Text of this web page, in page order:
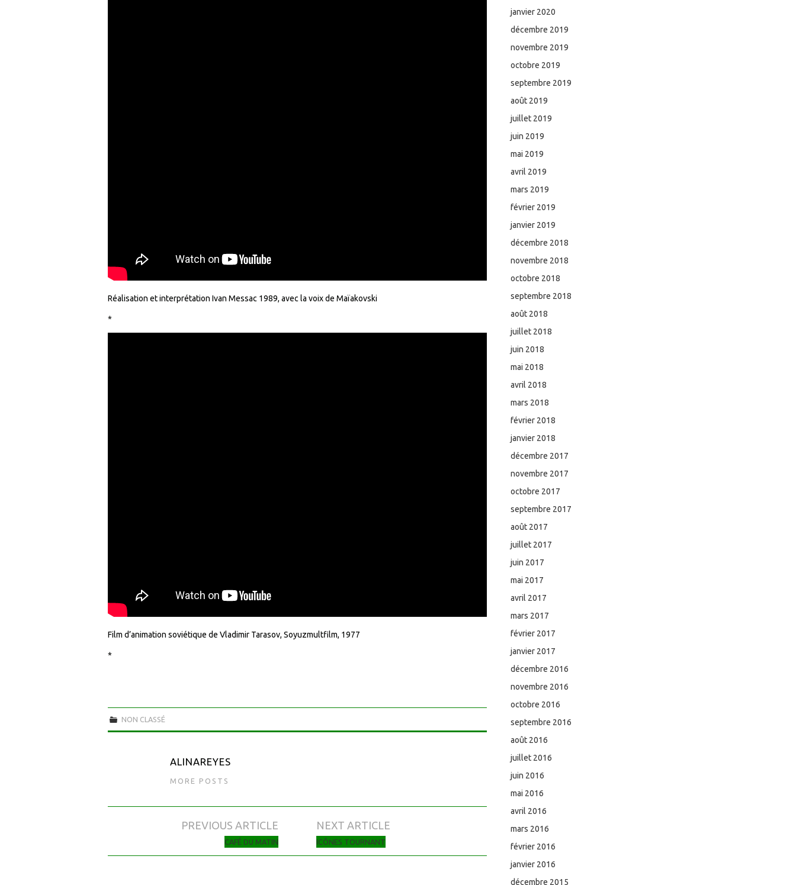
Réalisation et interprétation Ivan Messac 1989, avec la voix de Maïakovski
*
Film d’animation soviétique de Vladimir Tarasov, Soyuzmultfilm, 1977
*
NON CLASSÉ
ALINAREYES
MORE POSTS
Navigation des articles
PREVIOUS ARTICLE
CAFÉ DU MATIN
NEXT ARTICLE
ICÔNES TOURNANT
janvier 2020
décembre 2019
novembre 2019
octobre 2019
septembre 2019
août 2019
juillet 2019
juin 2019
mai 2019
avril 2019
mars 2019
février 2019
janvier 2019
décembre 2018
novembre 2018
octobre 2018
septembre 2018
août 2018
juillet 2018
juin 2018
mai 2018
avril 2018
mars 2018
février 2018
janvier 2018
décembre 2017
novembre 2017
octobre 2017
septembre 2017
août 2017
juillet 2017
juin 2017
mai 2017
avril 2017
mars 2017
février 2017
janvier 2017
décembre 2016
novembre 2016
octobre 2016
septembre 2016
août 2016
juillet 2016
juin 2016
mai 2016
avril 2016
mars 2016
février 2016
janvier 2016
décembre 2015